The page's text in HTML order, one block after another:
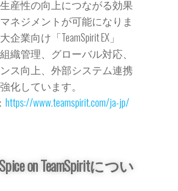
産性の向上につながる効果
ネジメントが可能になりま
業向け「TeamSpirit EX」
織管理、グローバル対応、
ス向上、外部システム連携
化しています。
https://www.teamspirit.com/ja-jp/
Spice on TeamSpiritについ